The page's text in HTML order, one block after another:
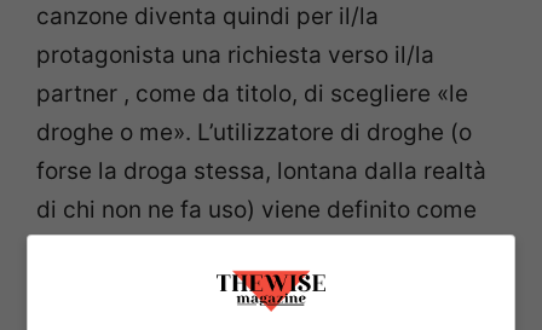
canzone diventa quindi per il/la
protagonista una richiesta verso il/la
partner , come da titolo, di scegliere «le
droghe o me». L’utilizzatore di droghe (o
forse la droga stessa, lontana dalla realtà
di chi non ne fa uso) viene definito come
«scava un grosso buco, nel quale finiremo